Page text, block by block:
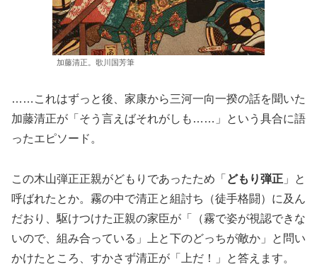
加藤清正。歌川国芳筆
……これはずっと後、家康から三河一向一揆の話を聞いた
加藤清正が「そう言えばそれがしも……」という具合に語
ったエピソード。
この木山弾正正親がどもりであったため「 どもり弾正 」と
呼ばれたとか。霧の中で清正と組討ち（徒手格闘）に及ん
だおり、駆けつけた正親の家臣が「（霧で姿が視認できな
いので、組み合っている」上と下のどっちが敵か」と問い
かけたところ、すかさず清正が「上だ！」と答えます。